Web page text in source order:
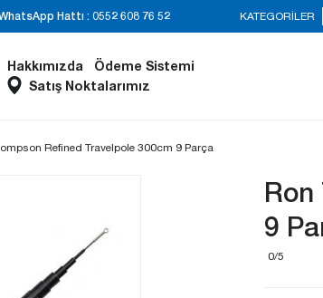
Hattı : 0552 608 76 52 KATEGORİLER
Hakkımızda
Ödeme Sistemi
Satış Noktalarımız
Refined Travelpole 300cm 9 Parça
9
0/5